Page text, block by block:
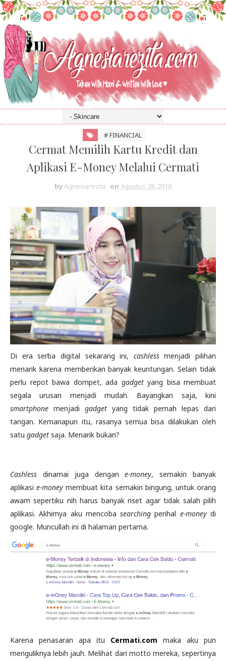
# FINANCIAL
Cermat Memilih Kartu Kredit dan
Aplikasi E-Money Melalui Cermati
byAgnesiarezita on Agustus 28, 2019
Di era serba digital sekarang ini, cashlessmenjadi pilihan
menarik karena memberikan banyak keuntungan. Selain tidak
perlu repot bawa dompet, ada gadgetyang bisa membuat
segala urusan menjadi mudah. Bayangkan saja, kini
smartphone menjadi gadget yang tidak pernah lepas dari
tangan. Kemanapun itu, rasanya semua bisa dilakukan oleh
satu gadget saja. Menarik bukan?
Cashless dinamai juga dengan e-money, semakin banyak
aplikasi e-money membuat kita semakin bingung, untuk orang
awam sepertiku nih harus banyak riset agar tidak salah pilih
aplikasi. Akhirnya aku mencobasearching perihal e-moneydi
google. Muncullah ini di halaman pertama.
Karena penasaran apa itu Cermati.com maka aku pun
menguliknya lebih jauh. Melihat dari motto mereka, sepertinya